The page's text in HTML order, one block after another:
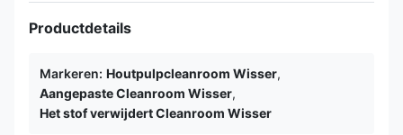
Productdetails
Markeren: Houtpulpcleanroom Wisser,
Aangepaste Cleanroom Wisser,
Het stof verwijdert Cleanroom Wisser